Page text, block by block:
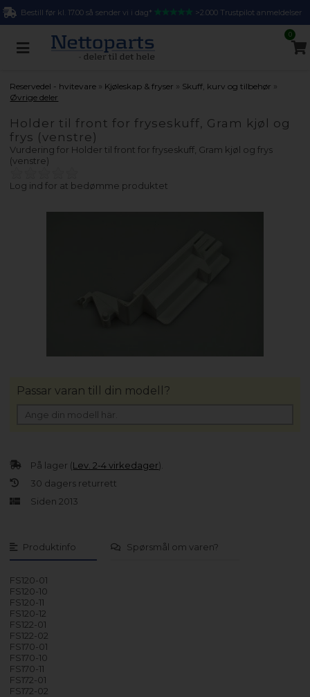
Bestill før kl. 17.00 så sender vi i dag* >2.000 Trustpilot anmeldelser
0
Reservedel - hvitevare » Kjøleskap & fryser » Skuff, kurv og tilbehør »
Øvrige deler
Holder til front for fryseskuff, Gram kjøl og
frys (venstre)
Vurdering for Holder til front for fryseskuff, Gram kjøl og frys
(venstre)
Log ind for at bedømme produktet
Produktinfo Spørsmål om varen?
FS120-01
FS120-10
FS120-11
FS120-12
FS122-01
FS122-02
FS170-01
FS170-10
FS170-11
FS172-01
FS172-02
På lager (Lev. 2-4 virkedager).
30 dagers returrett
Siden 2013
Passar varan till din modell?